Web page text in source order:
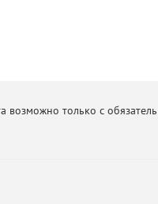
возможно только с